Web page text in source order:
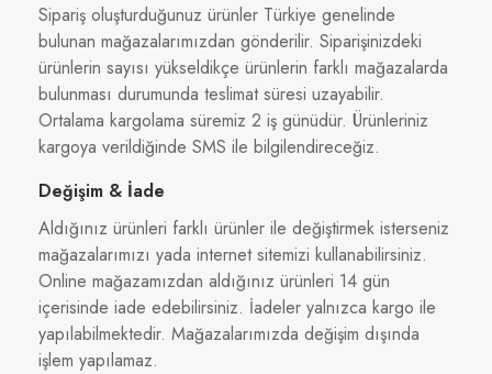
Sipariş oluşturduğunuz ürünler Türkiye genelinde
bulunan mağazalarımızdan gönderilir. Siparişinizdeki
ürünlerin sayısı yükseldikçe ürünlerin farklı mağazalarda
bulunması durumunda teslimat süresi uzayabilir.
Ortalama kargolama süremiz 2 iş günüdür. Ürünleriniz
kargoya verildiğinde SMS ile bilgilendireceğiz.
Değişim & İade
Aldığınız ürünleri farklı ürünler ile değiştirmek isterseniz
mağazalarımızı yada internet sitemizi kullanabilirsiniz.
Online mağazamızdan aldığınız ürünleri 14 gün
içerisinde iade edebilirsiniz. İadeler yalnızca kargo ile
yapılabilmektedir. Mağazalarımızda değişim dışında
işlem yapılamaz.